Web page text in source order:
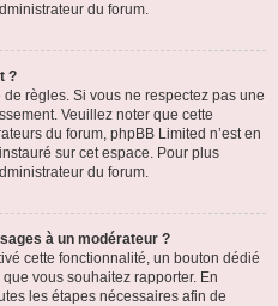
du forum.
?
règles. Si vous ne respectez pas une
Veuillez noter que cette
du forum, phpBB Limited n’est en
sur cet espace. Pour plus
du forum.
à un modérateur ?
cette fonctionnalité, un bouton dédié
vous souhaitez rapporter. En
les étapes nécessaires afin de